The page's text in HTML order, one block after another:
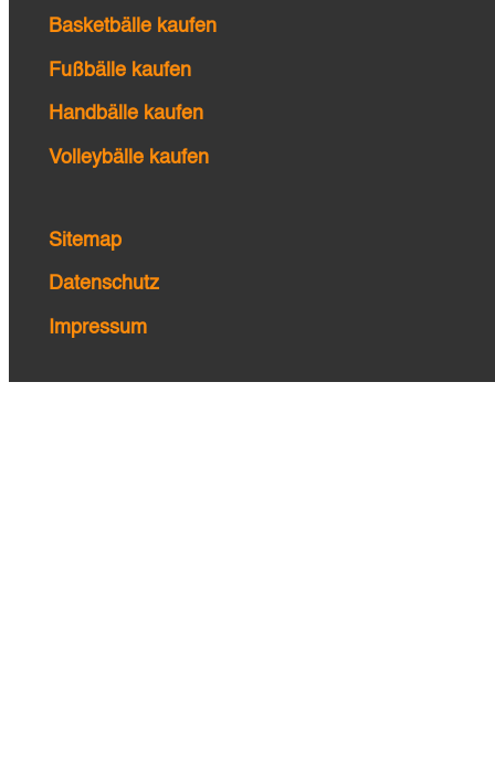
Basketbälle kaufen
Fußbälle kaufen
Handbälle kaufen
Volleybälle kaufen
Sitemap
Datenschutz
Impressum